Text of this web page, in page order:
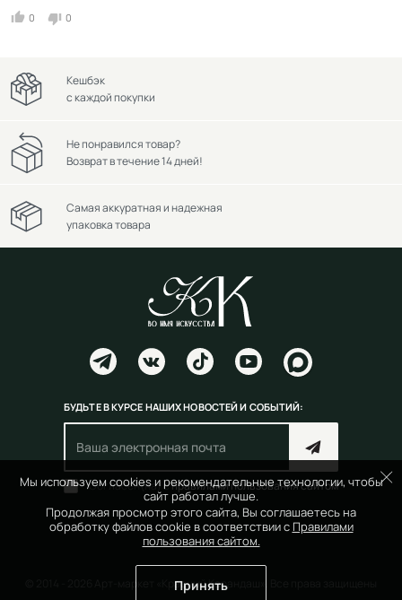
0 0
Мы используем cookies и рекомендательные технологии, чтобы
сайт работал лучше.
Продолжая просмотр этого сайта, Вы соглашаетесь на
обработку файлов cookie в соответствии с Правилами
пользования сайтом.
Принять
Кешбэк
с каждой покупки
Не понравился товар?
Возврат в течение 14 дней!
Самая аккуратная и надежная
упаковка товара
БУДЬТЕ В КУРСЕ НАШИХ НОВОСТЕЙ И СОБЫТИЙ:
Согласен(на) справилами пользования сайтом
© 2014 - 2026 Арт-маркет «Красный Карандаш». Все права защищены